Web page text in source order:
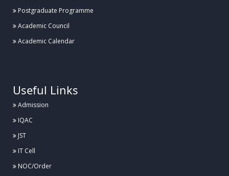
হাবিপ্রবিতে ব্যাডমিন্টন কার্নিভাল ১.০ এর উদ্বোধন
Posted:
Postgraduate Programme
Academic Council
Academic Calendar
Useful Links
Admission
IQAC
JST
IT Cell
NOC/Order